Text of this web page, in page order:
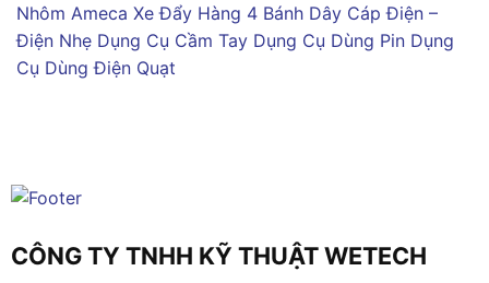
Nhôm Ameca Xe Đẩy Hàng 4 Bánh Dây Cáp Điện –
Điện Nhẹ Dụng Cụ Cầm Tay Dụng Cụ Dùng Pin Dụng
Cụ Dùng Điện Quạt
CÔNG TY TNHH KỸ THUẬT WETECH